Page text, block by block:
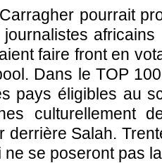
pourrait
faire front en
Dans le TOP
pays éligibles au
culturellement
derrière Salah.
se poseront pas